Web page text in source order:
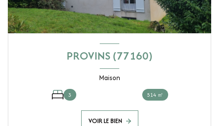
PROVINS (77160)
Maison
3 514 ㎡
VOIR LE BIEN